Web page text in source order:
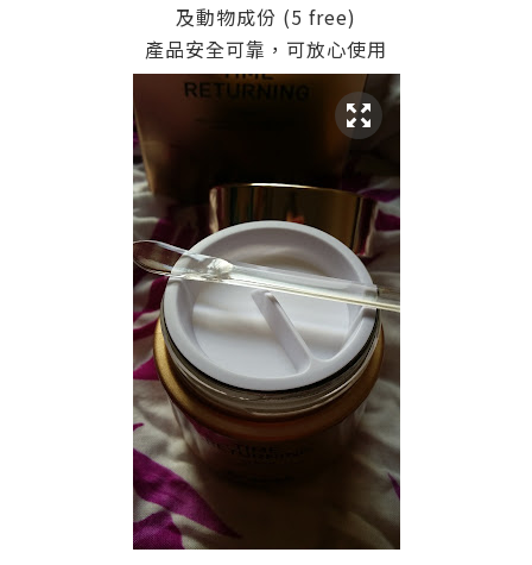
及動物成份 (5 free)
產品安全可靠，可放心使用